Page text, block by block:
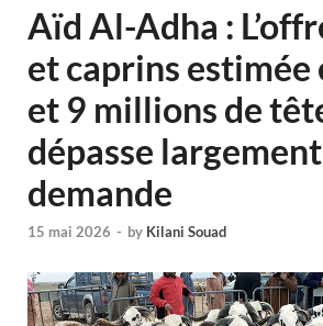
Aïd Al-Adha :
et caprins estimée
et 9 millions de
dépasse
demande
15 mai 2026 - by Kilani Souad